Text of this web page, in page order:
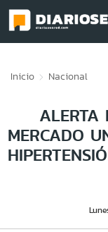
Inicio Nacional
ALERTA
MERCADO